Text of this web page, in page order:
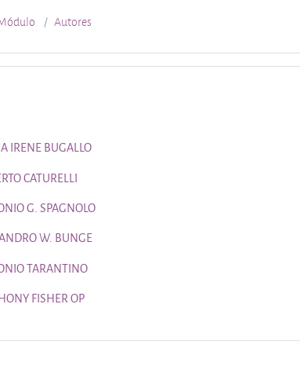
Autores
DE TEMAS
IRENE BUGALLOPágina
CATURELLI
G. SPAGNOLOPágina
W. BUNGEPágina
TARANTINOPágina
FISHER OPPágina